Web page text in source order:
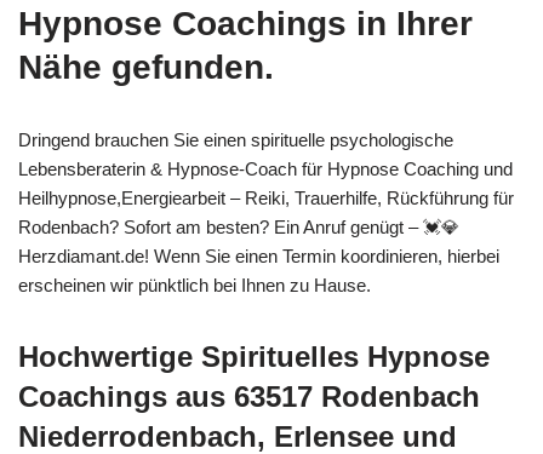
Hypnose Coachings in Ihrer
Nähe gefunden.
Dringend brauchen Sie einen spirituelle psychologische
Lebensberaterin & Hypnose-Coach für Hypnose Coaching und
Heilhypnose,Energiearbeit – Reiki, Trauerhilfe, Rückführung für
Rodenbach? Sofort am besten? Ein Anruf genügt – 💓️💎
Herzdiamant.de! Wenn Sie einen Termin koordinieren, hierbei
erscheinen wir pünktlich bei Ihnen zu Hause.
Hochwertige Spirituelles Hypnose
Coachings aus 63517 Rodenbach
Niederrodenbach, Erlensee und